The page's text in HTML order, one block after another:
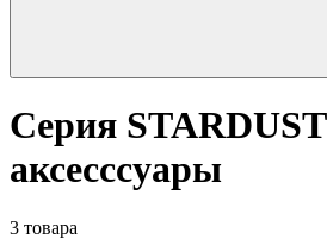
Серия STARDUST
аксесссуары
3 товара